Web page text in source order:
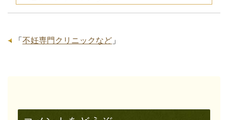
「 不妊専門クリニックなど 」